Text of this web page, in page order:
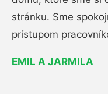
stránku. Sme
prístupom
EMIL A JARMILA